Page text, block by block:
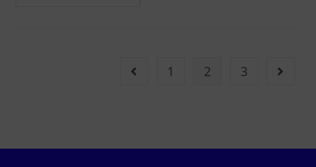
1 2 3